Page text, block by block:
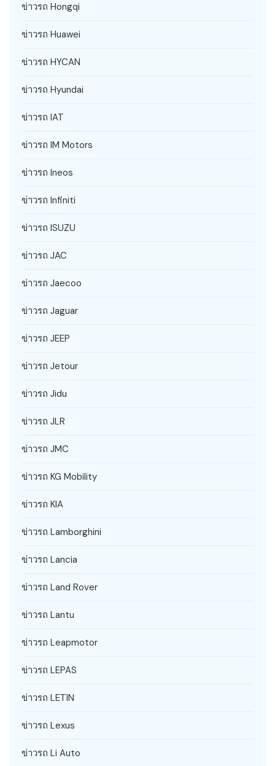
ข่าวรถ Hongqi
ข่าวรถ Huawei
ข่าวรถ HYCAN
ข่าวรถ Hyundai
ข่าวรถ IAT
ข่าวรถ IM Motors
ข่าวรถ Ineos
ข่าวรถ Infiniti
ข่าวรถ ISUZU
ข่าวรถ JAC
ข่าวรถ Jaecoo
ข่าวรถ Jaguar
ข่าวรถ JEEP
ข่าวรถ Jetour
ข่าวรถ Jidu
ข่าวรถ JLR
ข่าวรถ JMC
ข่าวรถ KG Mobility
ข่าวรถ KIA
ข่าวรถ Lamborghini
ข่าวรถ Lancia
ข่าวรถ Land Rover
ข่าวรถ Lantu
ข่าวรถ Leapmotor
ข่าวรถ LEPAS
ข่าวรถ LETIN
ข่าวรถ Lexus
ข่าวรถ Li Auto